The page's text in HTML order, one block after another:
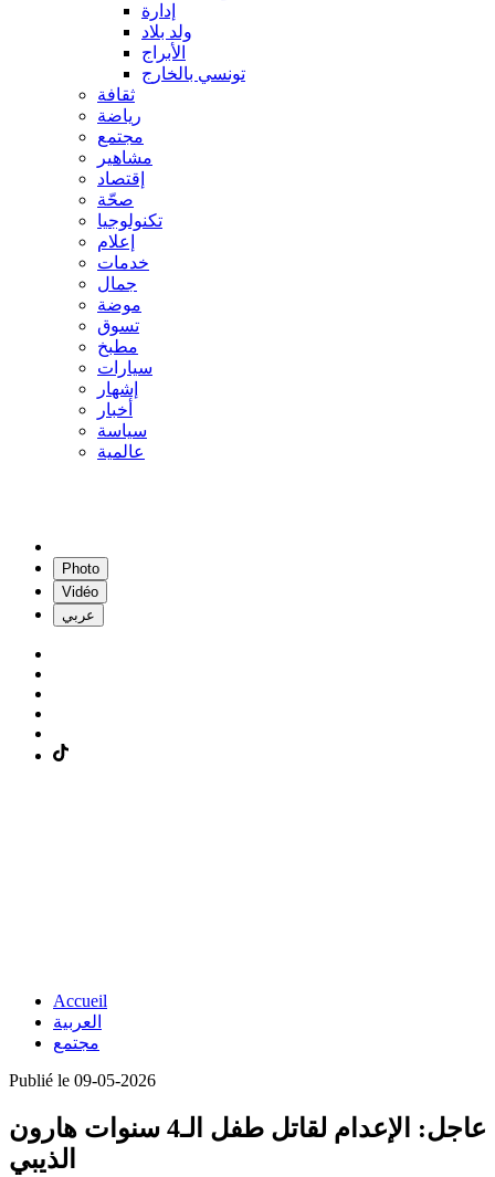
إدارة
ولد بلاد
الأبراج
تونسي بالخارج
ثقافة
رياضة
مجتمع
مشاهير
إقتصاد
صحّة
تكنولوجيا
إعلام
خدمات
جمال
موضة
تسوق
مطبخ
سيارات
إشهار
أخبار
سياسة
عالمية
Photo
Vidéo
عربي
Accueil
العربية
مجتمع
Publié le 09-05-2026
عاجل: الإعدام لقاتل طفل الـ4 سنوات هارون
الذيبي